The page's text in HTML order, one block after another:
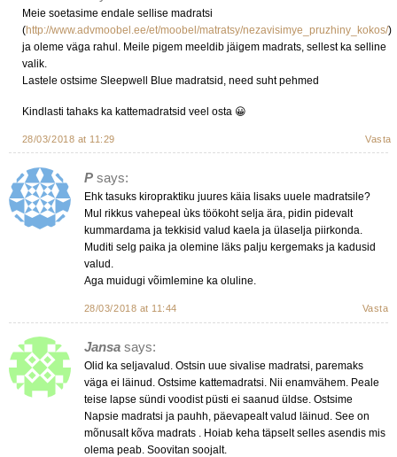
Meie soetasime endale sellise madratsi
(http://www.advmoobel.ee/et/moobel/matratsy/nezavisimye_pruzhiny_kokos/)
ja oleme väga rahul. Meile pigem meeldib jäigem madrats, sellest ka selline
valik.
Lastele ostsime Sleepwell Blue madratsid, need suht pehmed
Kindlasti tahaks ka kattemadratsid veel osta 😀
28/03/2018 at 11:29 Vasta
P says:
Ehk tasuks kiropraktiku juures käia lisaks uuele madratsile?
Mul rikkus vahepeal ùks töökoht selja ära, pidin pidevalt
kummardama ja tekkisid valud kaela ja ülaselja piirkonda.
Muditi selg paika ja olemine läks palju kergemaks ja kadusid
valud.
Aga muidugi võimlemine ka oluline.
28/03/2018 at 11:44 Vasta
Jansa says:
Olid ka seljavalud. Ostsin uue sivalise madratsi, paremaks
väga ei läinud. Ostsime kattemadratsi. Nii enamvähem. Peale
teise lapse sündi voodist püsti ei saanud üldse. Ostsime
Napsie madratsi ja pauhh, päevapealt valud läinud. See on
mõnusalt kõva madrats . Hoiab keha täpselt selles asendis mis
olema peab. Soovitan soojalt.